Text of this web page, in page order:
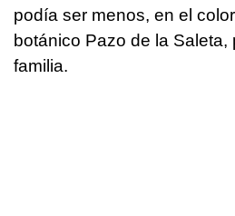
podía ser menos, en el
botánico Pazo de la Saleta,
familia.